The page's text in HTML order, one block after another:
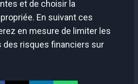
et de choisir la
En suivant ces
en mesure de limiter les
risques financiers sur